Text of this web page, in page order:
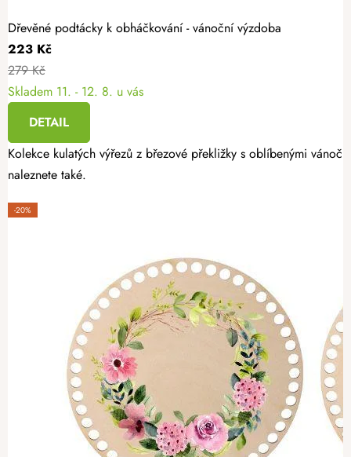
Dřevěné podtácky k obháčkování - vánoční výzdoba
223 Kč
279 Kč
Skladem 11. - 12. 8. u vás
DETAIL
Kolekce kulatých výřezů z březové překližky s oblíbenými
naleznete také.
-20%